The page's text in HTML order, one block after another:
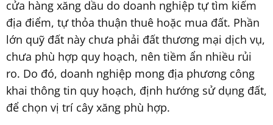
cửa hàng xăng dầu do doanh nghiệp tự tìm kiếm
địa điểm, tự thỏa thuận thuê hoặc mua đất. Phần
lớn quỹ đất này chưa phải đất thương mại dịch vụ,
chưa phù hợp quy hoạch, nên tiềm ẩn nhiều rủi
ro. Do đó, doanh nghiệp mong địa phương công
khai thông tin quy hoạch, định hướng sử dụng đất,
để chọn vị trí cây xăng phù hợp.